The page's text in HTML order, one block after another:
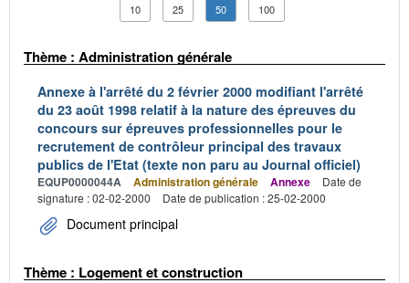
10 25 50 100
Thème : Administration générale
Annexe à l'arrêté du 2 février 2000 modifiant l'arrêté
du 23 août 1998 relatif à la nature des épreuves du
concours sur épreuves professionnelles pour le
recrutement de contrôleur principal des travaux
publics de l'Etat (texte non paru au Journal officiel)
EQUP0000044A Administration générale Annexe
Date de
signature : 02-02-2000
Date de publication : 25-02-2000
Document principal
Thème : Logement et construction